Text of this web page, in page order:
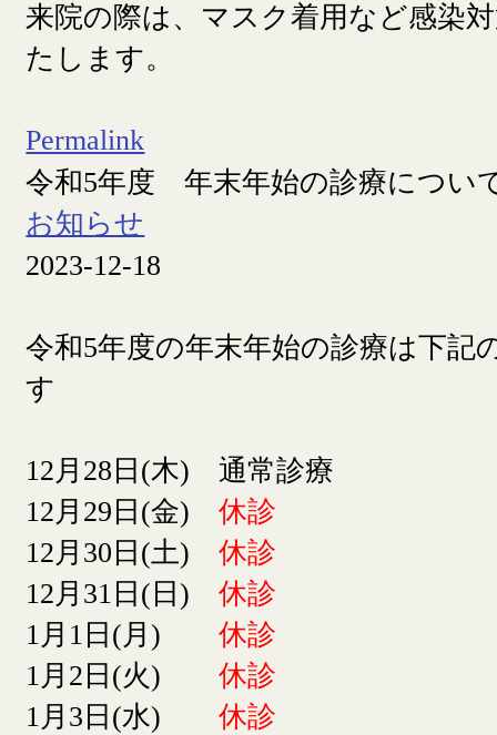
来院の際は、マスク着用など感染
たします。
Permalink
令和5年度 年末年始の診療につい
お知らせ
2023-12-18
令和5年度の年末年始の診療は下記
す
12月28日(木) 通常診療
12月29日(金)休診
12月30日(土)休診
12月31日(日)休診
1月1日(月)休診
1月2日(火)休診
1月3日(水)休診